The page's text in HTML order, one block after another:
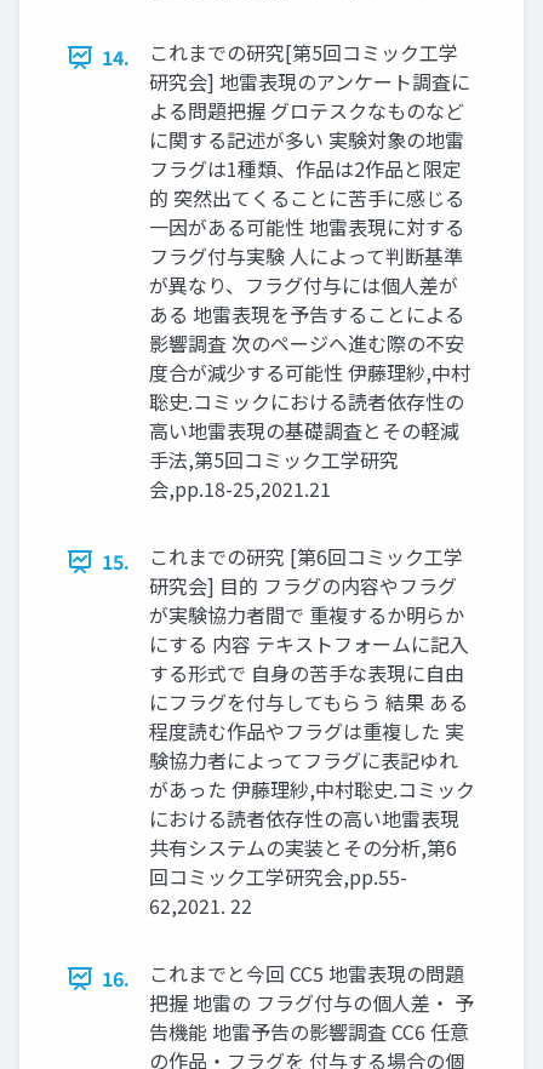
14.
これまでの研究[第5回コミック工学
研究会] 地雷表現のアンケート調査に
よる問題把握 グロテスクなものなど
に関する記述が多い 実験対象の地雷
フラグは1種類、作品は2作品と限定
的 突然出てくることに苦手に感じる
一因がある可能性 地雷表現に対する
フラグ付与実験 人によって判断基準
が異なり、フラグ付与には個人差が
ある 地雷表現を予告することによる
影響調査 次のページへ進む際の不安
度合が減少する可能性 伊藤理紗,中村
聡史.コミックにおける読者依存性の
高い地雷表現の基礎調査とその軽減
手法,第5回コミック工学研究
会,pp.18-25,2021.21
15.
これまでの研究 [第6回コミック工学
研究会] 目的 フラグの内容やフラグ
が実験協力者間で 重複するか明らか
にする 内容 テキストフォームに記入
する形式で 自身の苦手な表現に自由
にフラグを付与してもらう 結果 ある
程度読む作品やフラグは重複した 実
験協力者によってフラグに表記ゆれ
があった 伊藤理紗,中村聡史.コミック
における読者依存性の高い地雷表現
共有システムの実装とその分析,第6
回コミック工学研究会,pp.55-
62,2021. 22
16.
これまでと今回 CC5 地雷表現の問題
把握 地雷の フラグ付与の個人差・ 予
告機能 地雷予告の影響調査 CC6 任意
の作品・フラグを 付与する場合の個